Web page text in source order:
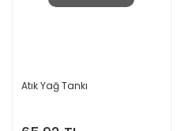
Atık Yağ Tankı